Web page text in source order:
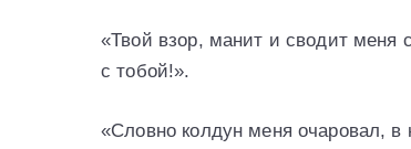
«Твой взор, манит и сводит меня
с тобой!».
«Словно колдун меня очаровал,